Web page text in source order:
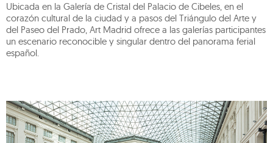
Ubicada en la Galería de Cristal del Palacio de Cibeles, en el
corazón cultural de la ciudad y a pasos del Triángulo del Arte y
del Paseo del Prado, Art Madrid ofrece a las galerías participantes
un escenario reconocible y singular dentro del panorama ferial
español.